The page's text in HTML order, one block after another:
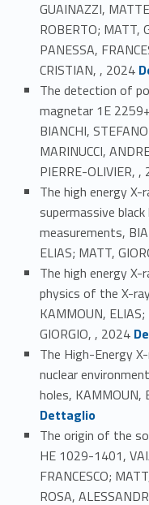
GUAINAZZI,
ROBERTO; MATT,
PANESSA,
CRISTIAN, , 2024 Link identifier #identifier_person_20125-53
The detection of
magnetar 1E
BIANCHI,
MARINUCCI,
PIERRE-OLIVIER, ,
The high energy X-
supermassive
measurements,
ELIAS; MATT,
The high energy X-
physics of the X-
KAMMOUN,
GIORGIO, , 2024 Link identifier #identifier_person_7127-56
The High-Energy
nuclear
holes, KAMMOUN,
Dettaglio
The origin of the
HE 1029-1401,
FRANCESCO;
ROSA,